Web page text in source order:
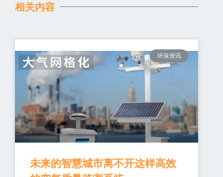
相关内容
环保资讯
未来的智慧城市离不开这样高效